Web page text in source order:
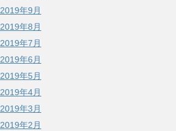
2019年9月
2019年8月
2019年7月
2019年6月
2019年5月
2019年4月
2019年3月
2019年2月